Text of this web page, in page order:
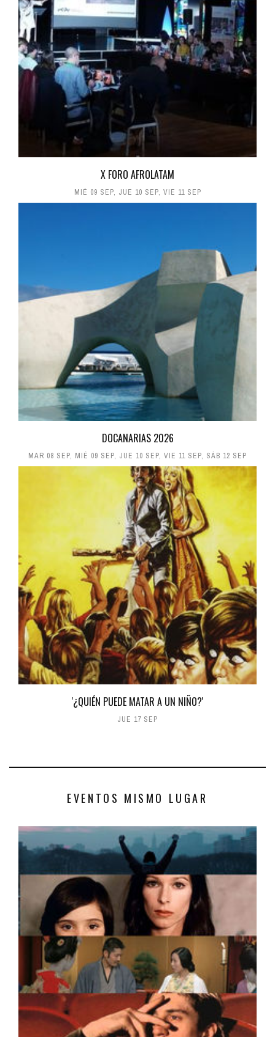
X FORO AFROLATAM
MIÉ 09 SEP, JUE 10 SEP, VIE 11 SEP
DOCANARIAS 2026
MAR 08 SEP, MIÉ 09 SEP, JUE 10 SEP, VIE 11 SEP, SÁB 12 SEP
'¿QUIÉN PUEDE MATAR A UN NIÑO?'
JUE 17 SEP
EVENTOS MISMO LUGAR